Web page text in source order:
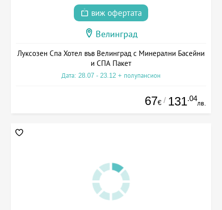
виж офертата
Велинград
Луксозен Спа Хотел във Велинград с Минерални Басейни
и СПА Пакет
Дата: 28.07 - 23.12 + полупансион
67€ / 131.04
лв.